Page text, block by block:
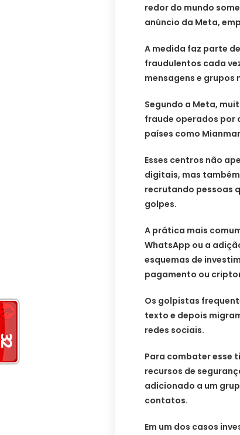
redor do mundo
anúncio da Meta,
A medida faz parte
fraudulentos cada
mensagens e grupos
Segundo a Meta,
fraude operados por
países como
Esses centros não
digitais, mas
recrutando pessoas
golpes.
A prática mais
WhatsApp ou a
esquemas de
pagamento ou
Os golpistas
texto e depois
redes sociais.
Para combater esse
recursos de
adicionado a um
contatos.
Em um dos casos